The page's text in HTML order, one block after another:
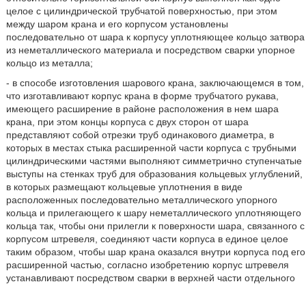
целое с цилиндрической трубчатой поверхностью, при этом
между шаром крана и его корпусом установлены
последовательно от шара к корпусу уплотняющее кольцо затвора
из неметаллического материала и посредством сварки упорное
кольцо из металла;
- в способе изготовления шарового крана, заключающемся в том,
что изготавливают корпус крана в форме трубчатого рукава,
имеющего расширение в районе расположения в нем шара
крана, при этом концы корпуса с двух сторон от шара
представляют собой отрезки труб одинакового диаметра, в
которых в местах стыка расширенной части корпуса с трубными
цилиндрическими частями выполняют симметрично ступенчатые
выступы на стенках труб для образования кольцевых углублений,
в которых размещают кольцевые уплотнения в виде
расположенных последовательно металлического упорного
кольца и прилегающего к шару неметаллического уплотняющего
кольца так, чтобы они прилегли к поверхности шара, связанного с
корпусом штревеля, соединяют части корпуса в единое целое
таким образом, чтобы шар крана оказался внутри корпуса под его
расширенной частью, согласно изобретению корпус штревеля
устанавливают посредством сварки в верхней части отдельного